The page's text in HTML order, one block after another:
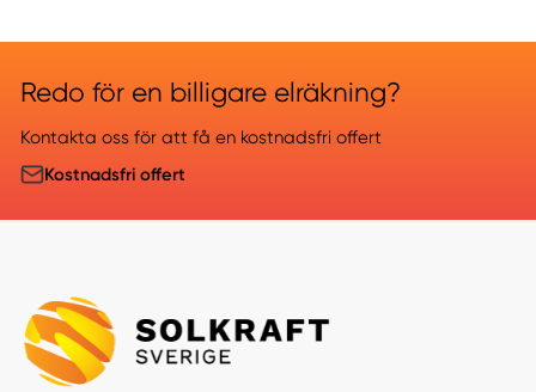
Redo för en billigare elräkning?
Kontakta oss för att få en kostnadsfri offert
Kostnadsfri offert